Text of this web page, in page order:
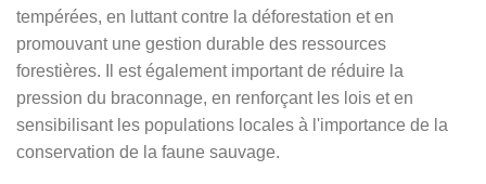
tempérées, en luttant contre la déforestation et en
promouvant une gestion durable des ressources
forestières. Il est également important de réduire la
pression du braconnage, en renforçant les lois et en
sensibilisant les populations locales à l'importance de la
conservation de la faune sauvage.